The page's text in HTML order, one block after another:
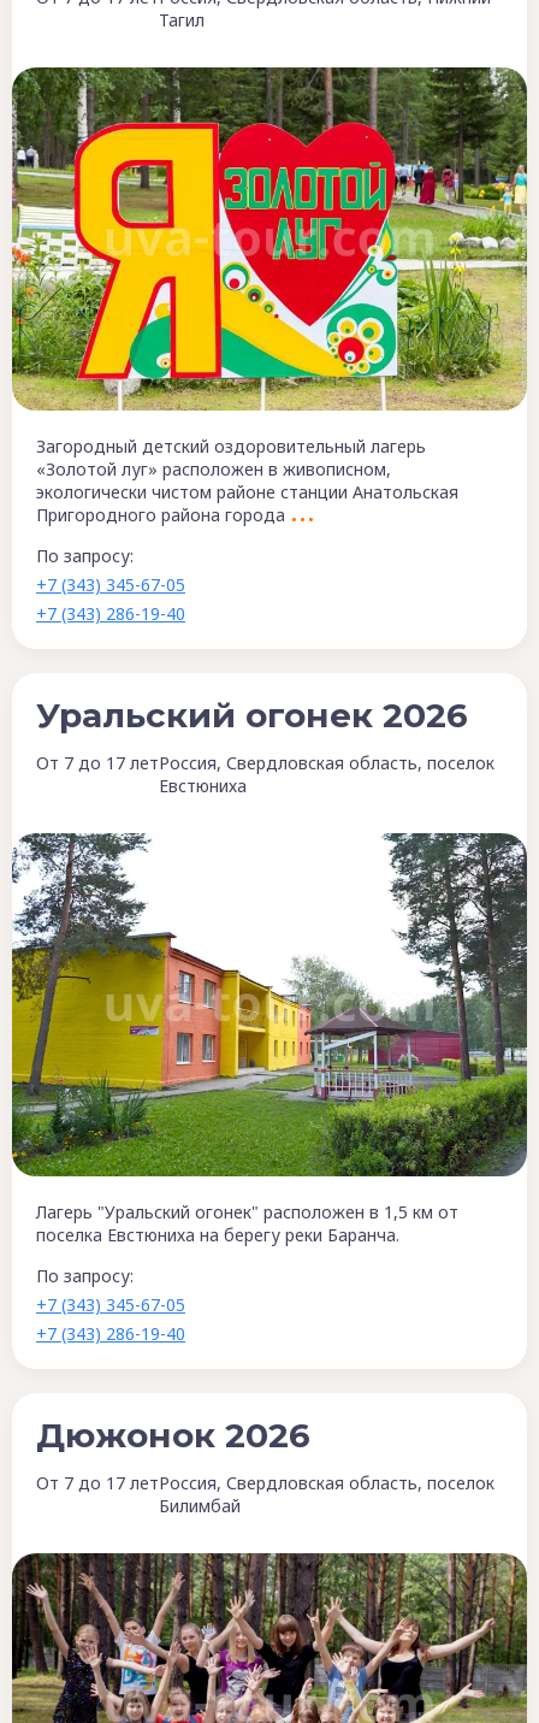
Тагил
Загородный детский оздоровительный лагерь
«Золотой луг» расположен в живописном,
экологически чистом районе станции Анатольская
Пригородного района города
По запросу:
+7 (343) 345-67-05
+7 (343) 286-19-40
Уральский огонек 2026
От 7 до 17 летРоссия, Свердловская область, поселок
Евстюниха
Лагерь "Уральский огонек" расположен в 1,5 км от
поселка Евстюниха на берегу реки Баранча.
По запросу:
+7 (343) 345-67-05
+7 (343) 286-19-40
Дюжонок 2026
От 7 до 17 летРоссия, Свердловская область, поселок
Билимбай